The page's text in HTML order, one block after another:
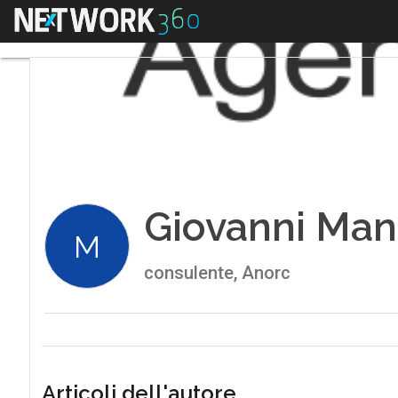
Menu
M Giovanni
consulente, Anorc